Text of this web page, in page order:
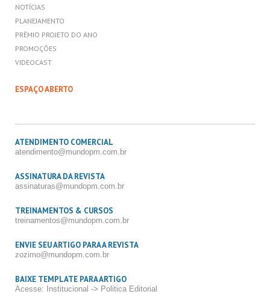
NOTÍCIAS
PLANEJAMENTO
PRÊMIO PROJETO DO ANO
PROMOÇÕES
VIDEOCAST
ESPAÇO ABERTO
ATENDIMENTO COMERCIAL
atendimento@mundopm.com.br
ASSINATURA DA REVISTA
assinaturas@mundopm.com.br
TREINAMENTOS & CURSOS
treinamentos@mundopm.com.br
ENVIE SEU ARTIGO PARA A REVISTA
zozimo@mundopm.com.br
BAIXE TEMPLATE PARA ARTIGO
Acesse: Institucional -> Politica Editorial